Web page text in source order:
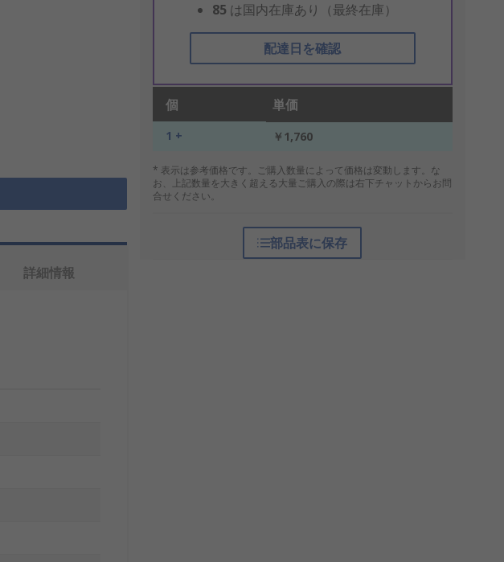
85 は国内在庫あり（最終在庫）
配達日を確認
個 単価
1 + ￥1,760
* 表示は参考価格です。ご購入数量によって価格は変動します。な
お、上記数量を大きく超える大量ご購入の際は右下チャットからお問
合せください。
部品表に保存
詳細情報